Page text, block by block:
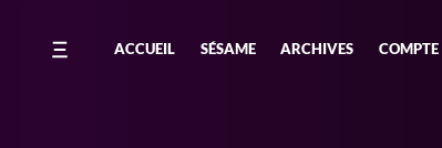
ACCUEIL SÉSAME ARCHIVES COMPTE